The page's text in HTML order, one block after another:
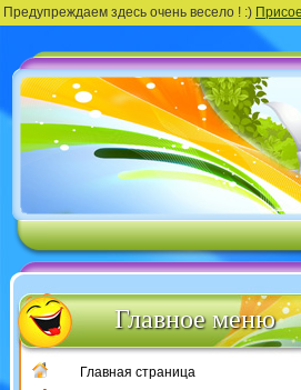
Предупреждаем здесь очень весело ! :)
Главное меню
Главная страница